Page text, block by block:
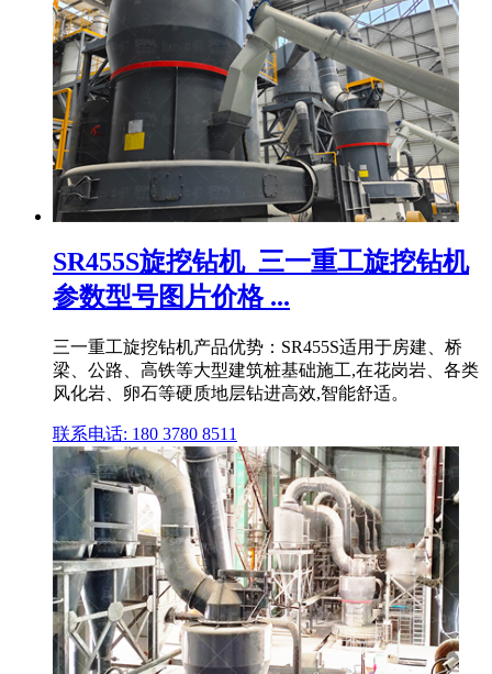
SR455S旋挖钻机_三一重工旋挖钻机
参数型号图片价格 ...
三一重工旋挖钻机产品优势：SR455S适用于房建、桥
梁、公路、高铁等大型建筑桩基础施工,在花岗岩、各类
风化岩、卵石等硬质地层钻进高效,智能舒适。
联系电话: 180 3780 8511